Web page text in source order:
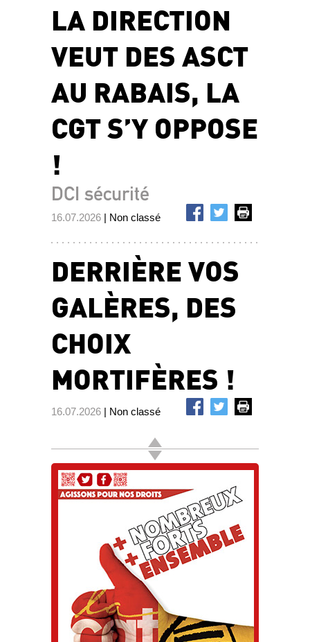
LA DIRECTION
VEUT DES ASCT
AU RABAIS, LA
CGT S’Y OPPOSE
!
DCI sécurité
16.07.2026 | Non classé
DERRIÈRE VOS
GALÈRES, DES
CHOIX
MORTIFÈRES !
16.07.2026 | Non classé